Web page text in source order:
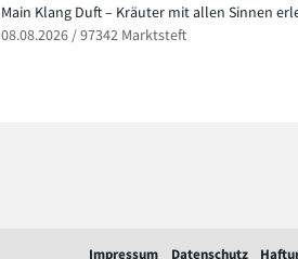
Main Klang Duft – Kräuter mit allen Sinnen
08.08.2026 / 97342 Marktsteft
Impressum Datenschutz